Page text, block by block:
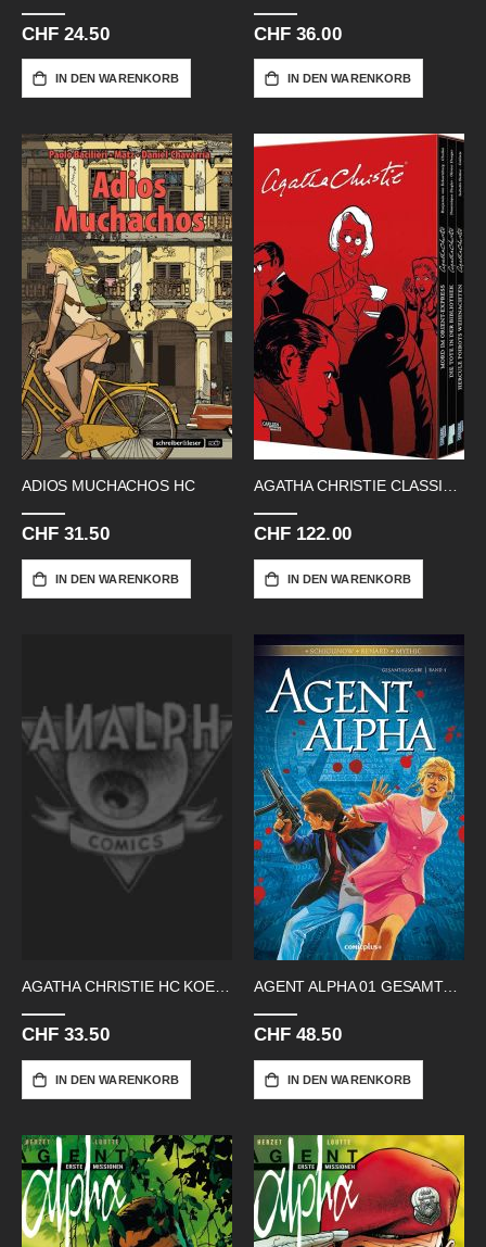
CHF 24.50
IN DEN WARENKORB
CHF 36.00
IN DEN WARENKORB
ADIOS MUCHACHOS HC
CHF 31.50
IN DEN WARENKORB
CHF 122.00
IN DEN WARENKORB
AGATHA CHRISTIE HC KOENIGIN DES
CHF 33.50
IN DEN WARENKORB
AGENT ALPHA 01 GESAMTAUSGABE
CHF 48.50
IN DEN WARENKORB